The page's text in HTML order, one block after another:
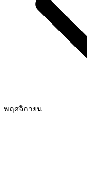
พฤศจิกายน